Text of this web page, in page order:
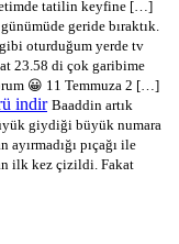
tatilin keyfine […]
geride bıraktık.
oturduğum yerde tv
23.58 di çok garibime
😀 11 Temmuza 2 […]
indir Baaddin artık
giydiği büyük numara
ayırmadığı pıçağı ile
ilk kez çizildi. Fakat